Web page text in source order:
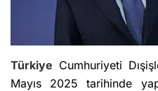
Türkiye Cumhuriyeti
Mayıs 2025 tarihinde